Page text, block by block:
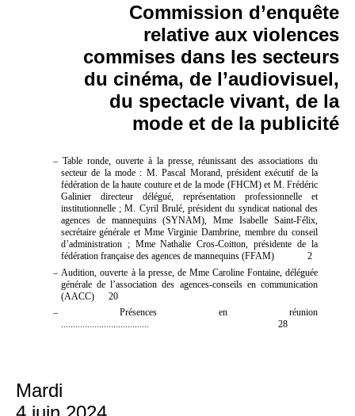
Commission d’enquête
relative aux violences
commises dans les secteurs
du cinéma, de l’audiovisuel,
du spectacle vivant, de la
mode et de la publicité
– Table ronde, ouverte à la presse, réunissant des associations du
secteur de la mode : M. Pascal Morand, président exécutif de la
fédération de la haute couture et de la mode (FHCM) et M. Frédéric
Galinier directeur délégué, représentation professionnelle et
institutionnelle ; M. Cyril Brulé, président du syndicat national des
agences de mannequins (SYNAM), Mme Isabelle Saint-Félix,
secrétaire générale et Mme Virginie Dambrine, membre du conseil
d’administration ; Mme Nathalie Cros-Coitton, présidente de la
fédération française des agences de mannequins (FFAM) 2
– Audition, ouverte à la presse, de Mme Caroline Fontaine, déléguée
générale de l’association des agences-conseils en communication
(AACC)
20
– Présences en réunion
.....................................
28
Mardi